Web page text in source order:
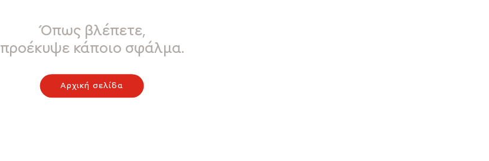
Όπως βλέπετε,
προέκυψε κάποιο σφάλμα.
Αρχική σελίδα